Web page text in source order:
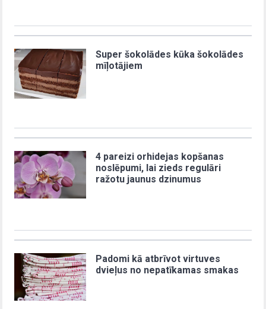
Super šokolādes kūka šokolādes
mīļotājiem
4 pareizi orhidejas kopšanas
noslēpumi, lai zieds regulāri
ražotu jaunus dzinumus
Padomi kā atbrīvot virtuves
dvieļus no nepatīkamas smakas